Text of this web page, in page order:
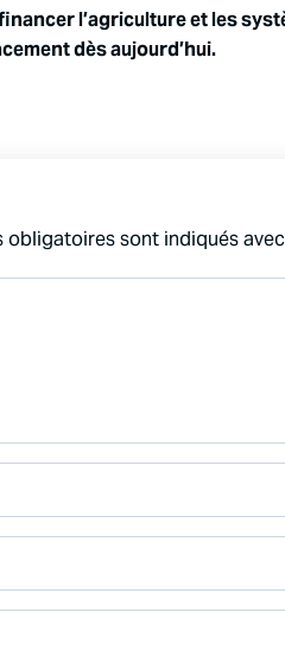
l’agriculture et les
dès aujourd’hui.
obligatoires sont indiqués avec